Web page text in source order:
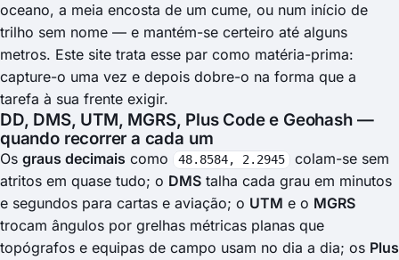
oceano, a meia encosta de um cume, ou num início de
trilho sem nome — e mantém-se certeiro até alguns
metros. Este site trata esse par como matéria-prima:
capture-o uma vez e depois dobre-o na forma que a
tarefa à sua frente exigir.
DD, DMS, UTM, MGRS, Plus Code e Geohash —
quando recorrer a cada um
Os graus decimais como 48.8584, 2.2945
colam-se sem
atritos em quase tudo; o DMS talha cada grau em minutos
e segundos para cartas e aviação; o UTM e o MGRS
trocam ângulos por grelhas métricas planas que
topógrafos e equipas de campo usam no dia a dia; os Plus